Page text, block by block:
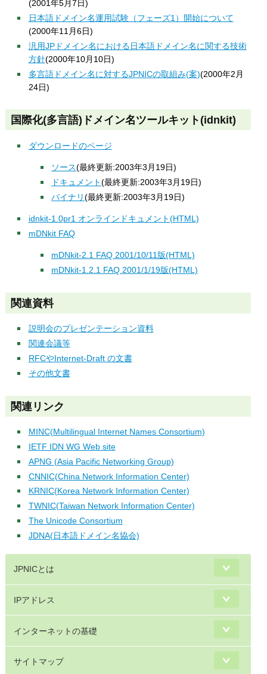
(2001年5月7日)
日本語ドメイン名運用試験（フェーズ1）開始について
(2000年11月6日)
汎用JPドメイン名における日本語ドメイン名に関する技術
方針(2000年10月10日)
多言語ドメイン名に対するJPNICの取組み(案)(2000年2月
24日)
国際化(多言語)ドメイン名ツールキット(idnkit)
ダウンロードのページ
ソース(最終更新:2003年3月19日)
ドキュメント(最終更新:2003年3月19日)
バイナリ(最終更新:2003年3月19日)
idnkit-1.0pr1 オンラインドキュメント(HTML)
mDNkit FAQ
mDNkit-2.1 FAQ 2001/10/11版(HTML)
mDNkit-1.2.1 FAQ 2001/1/19版(HTML)
関連資料
説明会のプレゼンテーション資料
関連会議等
RFCやInternet-Draft の文書
その他文書
関連リンク
MINC(Multilingual Internet Names Consortium)
IETF IDN WG Web site
APNG (Asia Pacific Networking Group)
CNNIC(China Network Information Center)
KRNIC(Korea Network Information Center)
TWNIC(Taiwan Network Information Center)
The Unicode Consortium
JDNA(日本語ドメイン名協会)
JPNICとは
IPアドレス
インターネットの基礎
サイトマップ